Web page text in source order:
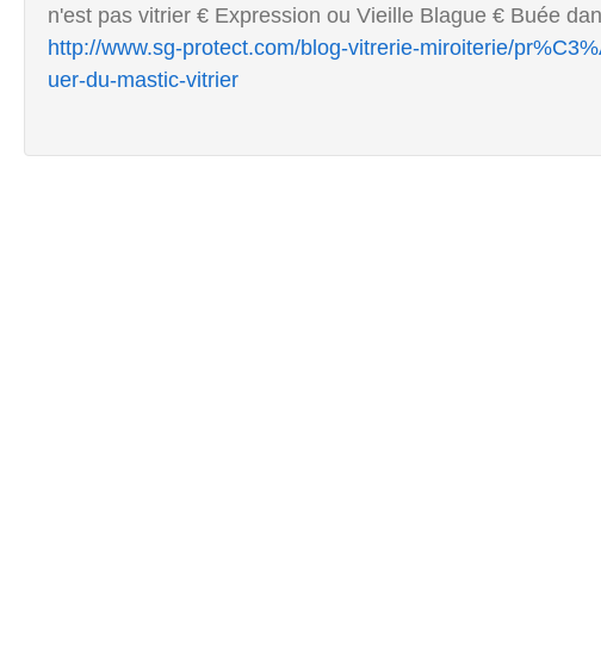
n'est pas vitrier € Expression ou Vieille Blague € Buée
http://www.sg-protect.com/blog-vitrerie-miroiterie/
uer-du-mastic-vitrier